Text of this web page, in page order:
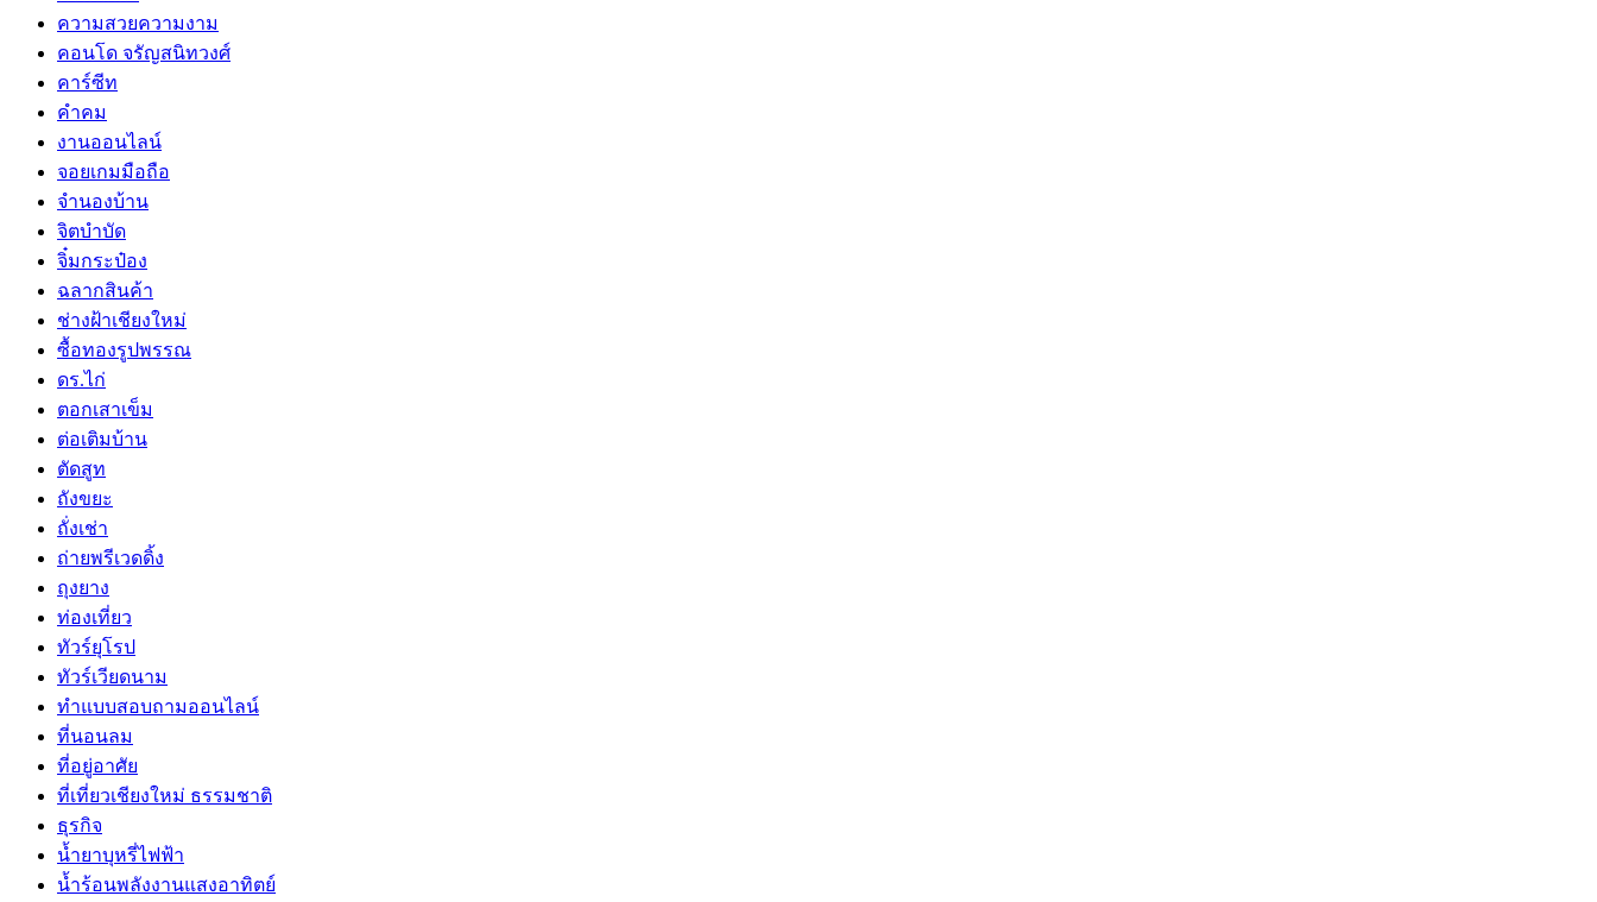
ความสวยความงาม
คอนโด จรัญสนิทวงศ์
คาร์ซีท
คำคม
งานออนไลน์
จอยเกมมือถือ
จำนองบ้าน
จิตบำบัด
จิ๋มกระป๋อง
ฉลากสินค้า
ช่างฝ้าเชียงใหม่
ซื้อทองรูปพรรณ
ดร.ไก่
ตอกเสาเข็ม
ต่อเติมบ้าน
ตัดสูท
ถังขยะ
ถั่งเช่า
ถ่ายพรีเวดดิ้ง
ถุงยาง
ท่องเที่ยว
ทัวร์ยุโรป
ทัวร์เวียดนาม
ทำแบบสอบถามออนไลน์
ที่นอนลม
ที่อยู่อาศัย
ที่เที่ยวเชียงใหม่ ธรรมชาติ
ธุรกิจ
น้ำยาบุหรี่ไฟฟ้า
น้ำร้อนพลังงานแสงอาทิตย์